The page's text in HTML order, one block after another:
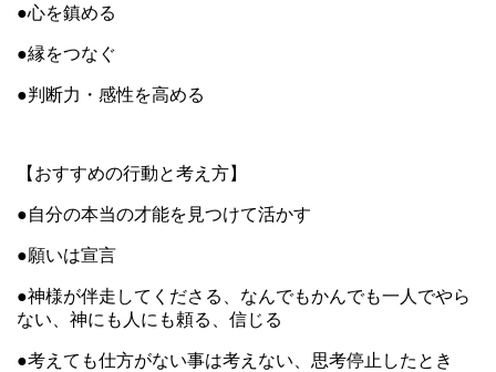
●心を鎮める
●縁をつなぐ
●判断力・感性を高める
【おすすめの行動と考え方】
●自分の本当の才能を見つけて活かす
●願いは宣言
●神様が伴走してくださる、なんでもかんでも一人でやら
ない、神にも人にも頼る、信じる
●考えても仕方がない事は考えない、思考停止したとき